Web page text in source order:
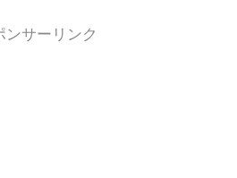
ンサーリンク